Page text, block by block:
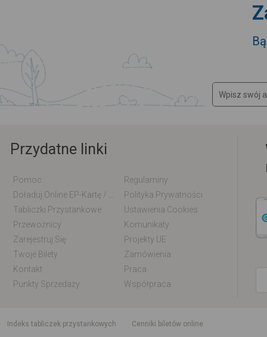
Przydatne linki
Pomoc
Regulaminy
Polityka Prywatności
Tabliczki Przystankowe
Ustawienia Cookies
Przewoźnicy
Komunikaty
Zarejestruj Się
Projekty UE
Twoje Bilety
Zamówienia
Kontakt
Praca
Punkty Sprzedaży
Współpraca
indeks tabliczek przystankowych
Cenniki biletów online